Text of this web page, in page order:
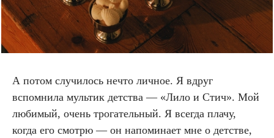
А потом случилось нечто личное. Я вдруг
вспомнила мультик детства — «Лило и Стич». Мой
любимый, очень трогательный. Я всегда плачу,
когда его смотрю — он напоминает мне о детстве,